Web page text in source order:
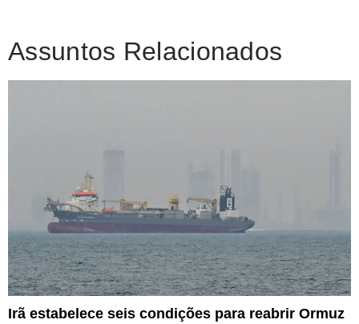
Assuntos Relacionados
Irã estabelece seis condições para reabrir Ormuz